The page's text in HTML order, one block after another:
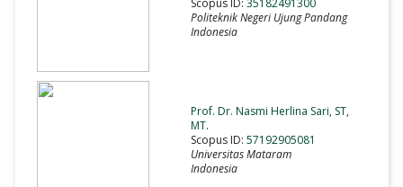
Scopus ID: 35182491300
Politeknik Negeri Ujung Pandang
Indonesia
Prof. Dr. Nasmi Herlina Sari, ST,
MT.
Scopus ID: 57192905081
Universitas Mataram
Indonesia